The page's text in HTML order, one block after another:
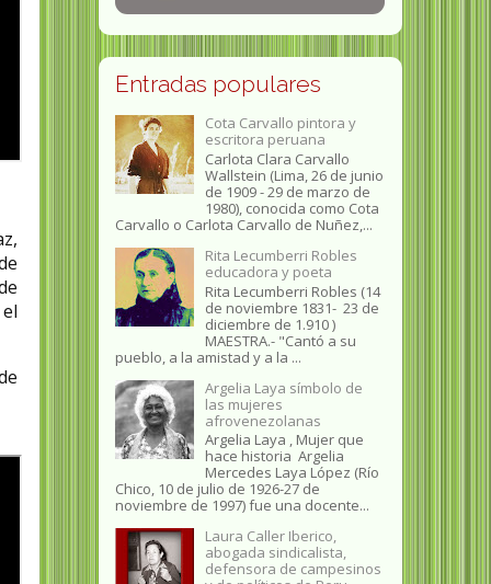
Entradas populares
Cota Carvallo pintora y
escritora peruana
Carlota Clara Carvallo
Wallstein (Lima, 26 de junio
de 1909 - 29 de marzo de
1980), conocida como Cota
Carvallo o Carlota Carvallo de Nuñez,...
Rita Lecumberri Robles
educadora y poeta
Rita Lecumberri Robles (14
de noviembre 1831- 23 de
diciembre de 1.910 )
MAESTRA.- "Cantó a su
pueblo, a la amistad y a la ...
Argelia Laya símbolo de
las mujeres
afrovenezolanas
Argelia Laya , Mujer que
hace historia Argelia
Mercedes Laya López (Río
Chico, 10 de julio de 1926-27 de
noviembre de 1997) fue una docente...
Laura Caller Iberico,
abogada sindicalista,
defensora de campesinos